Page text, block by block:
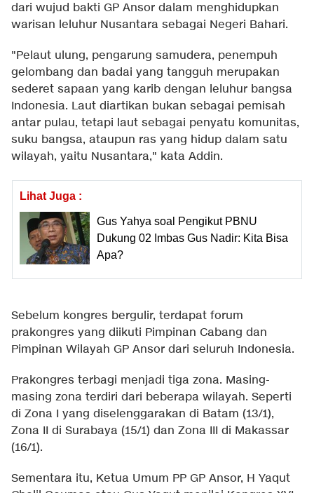
dari wujud bakti GP Ansor dalam menghidupkan
warisan leluhur Nusantara sebagai Negeri Bahari.
"Pelaut ulung, pengarung samudera, penempuh
gelombang dan badai yang tangguh merupakan
sederet sapaan yang karib dengan leluhur bangsa
Indonesia. Laut diartikan bukan sebagai pemisah
antar pulau, tetapi laut sebagai penyatu komunitas,
suku bangsa, ataupun ras yang hidup dalam satu
wilayah, yaitu Nusantara," kata Addin.
Lihat Juga :
Gus Yahya soal Pengikut PBNU
Dukung 02 Imbas Gus Nadir: Kita Bisa
Apa?
Sebelum kongres bergulir, terdapat forum
prakongres yang diikuti Pimpinan Cabang dan
Pimpinan Wilayah GP Ansor dari seluruh Indonesia.
Prakongres terbagi menjadi tiga zona. Masing-
masing zona terdiri dari beberapa wilayah. Seperti
di Zona I yang diselenggarakan di Batam (13/1),
Zona II di Surabaya (15/1) dan Zona III di Makassar
(16/1).
Sementara itu, Ketua Umum PP GP Ansor, H Yaqut